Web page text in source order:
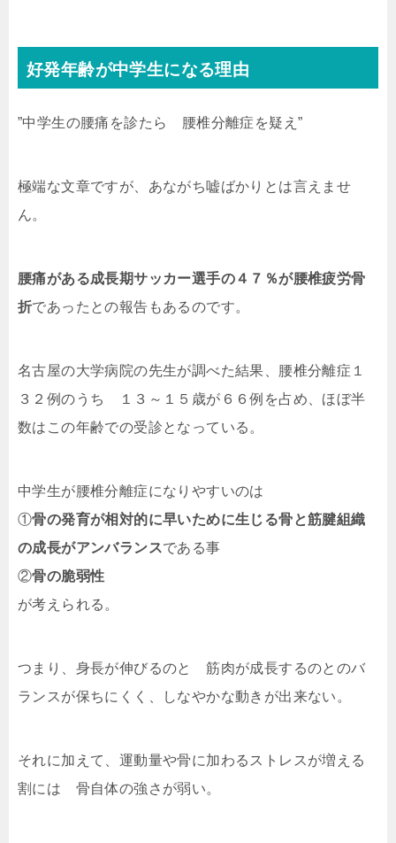
好発年齢が中学生になる理由
”中学生の腰痛を診たら 腰椎分離症を疑え”
極端な文章ですが、あながち嘘ばかりとは言えませ
ん。
腰痛がある成長期サッカー選手の４７％が腰椎疲労骨
折であったとの報告もあるのです。
名古屋の大学病院の先生が調べた結果、腰椎分離症１
３２例のうち １３～１５歳が６６例を占め、ほぼ半
数はこの年齢での受診となっている。
中学生が腰椎分離症になりやすいのは
①骨の発育が相対的に早いために生じる骨と筋腱組織
の成長がアンバランスである事
②骨の脆弱性
が考えられる。
つまり、身長が伸びるのと 筋肉が成長するのとのバ
ランスが保ちにくく、しなやかな動きが出来ない。
それに加えて、運動量や骨に加わるストレスが増える
割には 骨自体の強さが弱い。